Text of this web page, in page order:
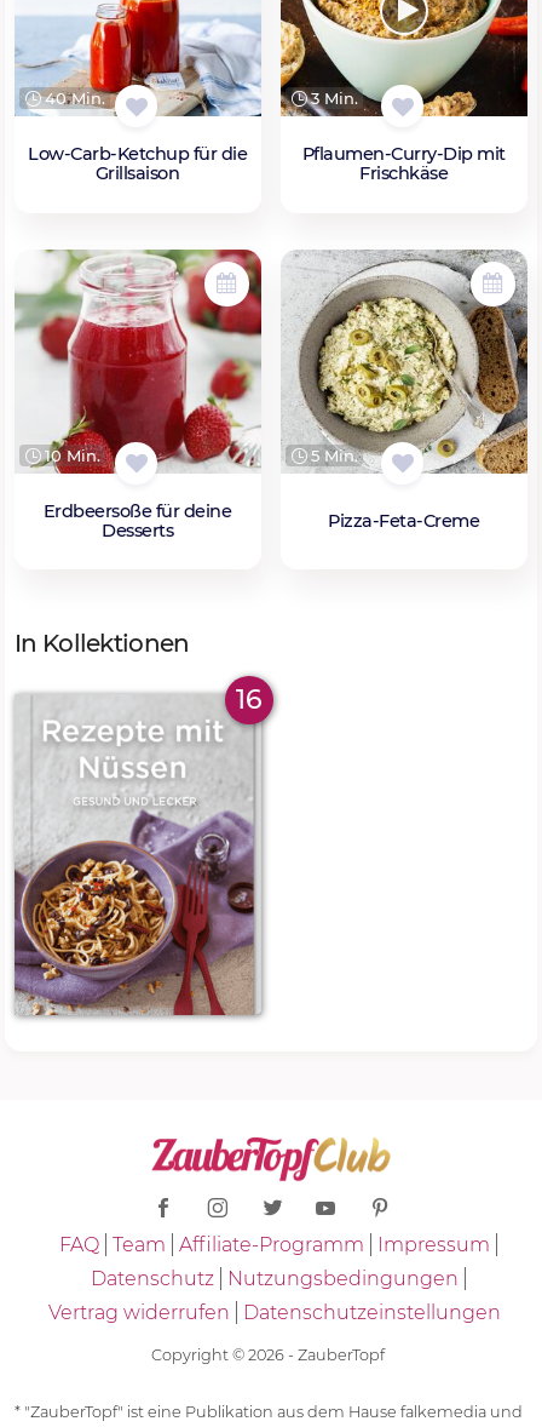
40 Min.
Low-Carb-Ketchup für die
Grillsaison
3 Min.
Pflaumen-Curry-Dip mit
Frischkäse
10 Min.
Erdbeersoße für deine
Desserts
5 Min.
Pizza-Feta-Creme
In Kollektionen
16
FAQ Team Affiliate-Programm
Impressum
Datenschutz
Nutzungsbedingungen
Vertrag widerrufen
Datenschutzeinstellungen
Copyright © 2026 - ZauberTopf
* "ZauberTopf" ist eine Publikation aus dem Hause falkemedia und